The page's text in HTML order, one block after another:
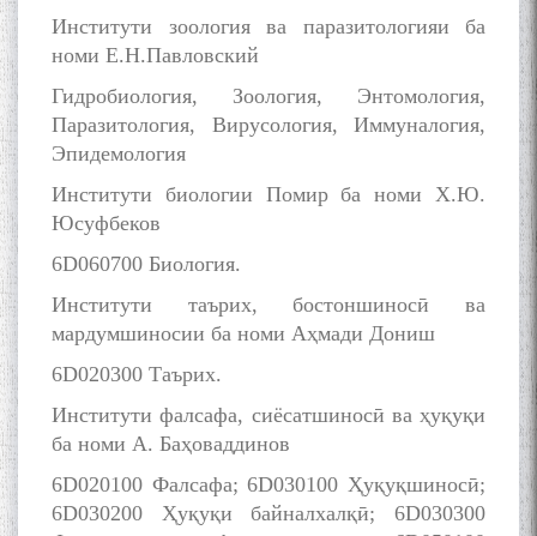
Институти зоология ва паразитологияи ба
номи Е.Н.Павловский
Гидробиология, Зоология, Энтомология,
Паразитология, Вирусология, Иммуналогия,
Эпидемология
Институти биологии Помир ба номи Х.Ю.
Юсуфбеков
6D060700 Биология.
Институти таърих, бостоншиносӣ ва
мардумшиносии ба номи Аҳмади Дониш
6D020300 Таърих.
Институти фалсафа, сиёсатшиносӣ ва ҳуқуқи
ба номи А. Баҳоваддинов
6D020100 Фалсафа; 6D030100 Ҳуқуқшиносӣ;
6D030200 Ҳуқуқи байналхалқӣ; 6D030300